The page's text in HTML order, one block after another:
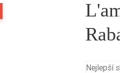
Nejlepší